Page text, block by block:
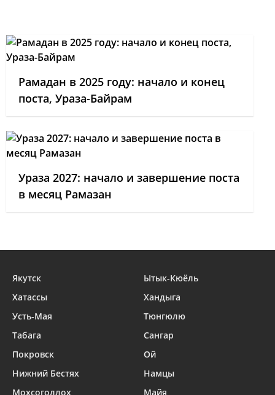
Рамадан в 2025 году: начало и конец
поста, Ураза-Байрам
Ураза 2027: начало и завершение поста
в месяц Рамазан
Якутск
Ытык-Кюёль
Хатассы
Хандыга
Усть-Мая
Тюнгюлю
Табага
Сангар
Покровск
Ой
Нижний Бестях
Намцы
Мохсоголлох
Майя